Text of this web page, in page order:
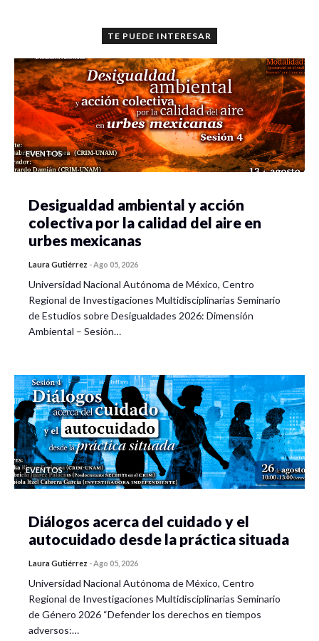
TE PUEDE INTERESAR
EVENTOS
Desigualdad ambiental y acción
colectiva por la calidad del aire en
urbes mexicanas
Laura Gutiérrez -Ago 05, 2026
Universidad Nacional Autónoma de México, Centro
Regional de Investigaciones Multidisciplinarias Seminario
de Estudios sobre Desigualdades 2026: Dimensión
Ambiental – Sesión…
EVENTOS
Diálogos acerca del cuidado y el
autocuidado desde la práctica situada
Laura Gutiérrez -Ago 05, 2026
Universidad Nacional Autónoma de México, Centro
Regional de Investigaciones Multidisciplinarias Seminario
de Género 2026 “Defender los derechos en tiempos
adversos:…